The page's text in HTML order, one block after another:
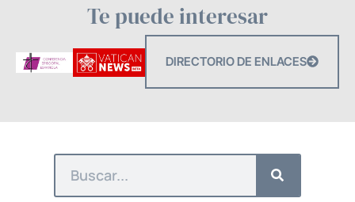
Te puede interesar
DIRECTORIO DE ENLACES